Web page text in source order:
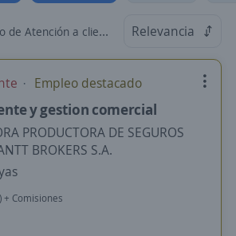
a clientes en Guayas Relevancia
Empleo destacado
y gestion comercial
PRODUCTORA DE SEGUROS
BROKERS S.A.
+ Comisiones